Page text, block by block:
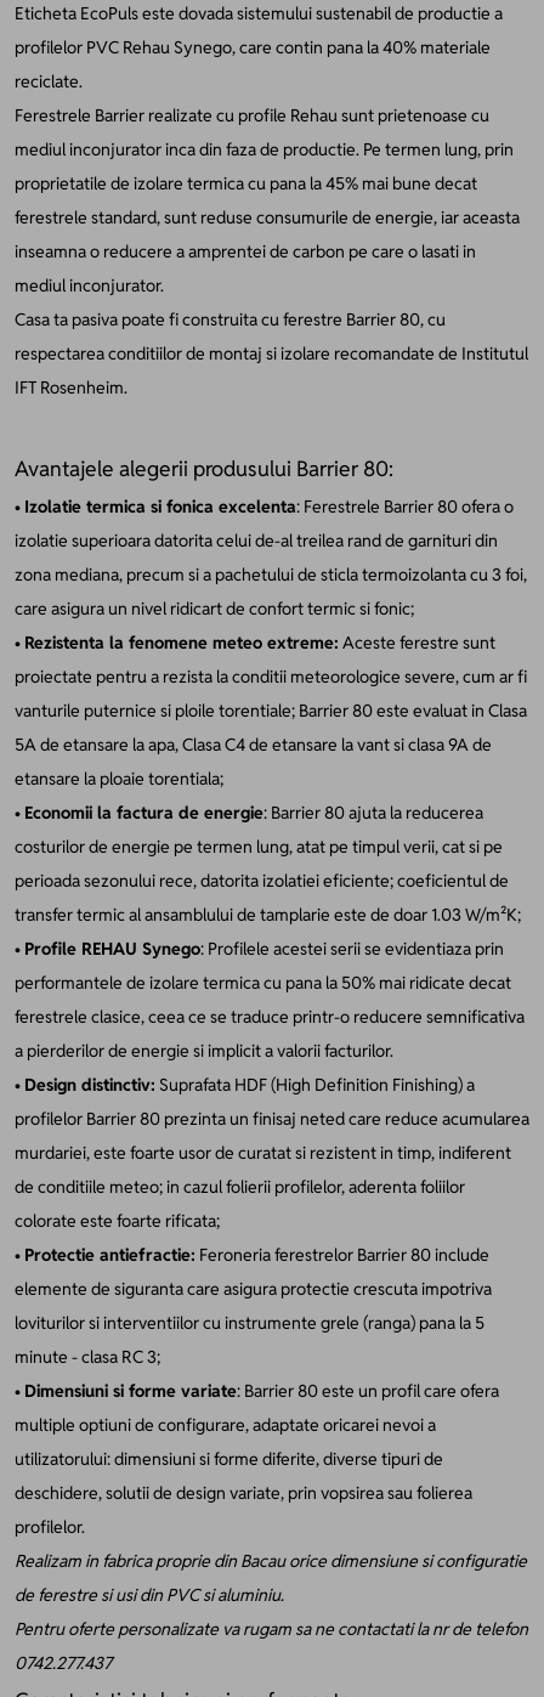
Eticheta EcoPuls este dovada sistemului sustenabil de productie a
profilelor PVC Rehau Synego, care contin pana la 40% materiale
reciclate.
Ferestrele Barrier realizate cu profile Rehau sunt prietenoase cu
mediul inconjurator inca din faza de productie. Pe termen lung, prin
proprietatile de izolare termica cu pana la 45% mai bune decat
ferestrele standard, sunt reduse consumurile de energie, iar aceasta
inseamna o reducere a amprentei de carbon pe care o lasati in
mediul inconjurator.
Casa ta pasiva poate fi construita cu ferestre Barrier 80, cu
respectarea conditiilor de montaj si izolare recomandate de Institutul
IFT Rosenheim.
Avantajele alegerii produsului Barrier 80:
• Izolatie termica si fonica excelenta: Ferestrele Barrier 80 ofera o
izolatie superioara datorita celui de-al treilea rand de garnituri din
zona mediana, precum si a pachetului de sticla termoizolanta cu 3 foi,
care asigura un nivel ridicart de confort termic si fonic;
• Rezistenta la fenomene meteo extreme: Aceste ferestre sunt
proiectate pentru a rezista la conditii meteorologice severe, cum ar fi
vanturile puternice si ploile torentiale; Barrier 80 este evaluat in Clasa
5A de etansare la apa, Clasa C4 de etansare la vant si clasa 9A de
etansare la ploaie torentiala;
• Economii la factura de energie: Barrier 80 ajuta la reducerea
costurilor de energie pe termen lung, atat pe timpul verii, cat si pe
perioada sezonului rece, datorita izolatiei eficiente; coeficientul de
transfer termic al ansamblului de tamplarie este de doar 1.03 W/m²K;
• Profile REHAU Synego: Profilele acestei serii se evidentiaza prin
performantele de izolare termica cu pana la 50% mai ridicate decat
ferestrele clasice, ceea ce se traduce printr-o reducere semnificativa
a pierderilor de energie si implicit a valorii facturilor.
• Design distinctiv: Suprafata HDF (High Definition Finishing) a
profilelor Barrier 80 prezinta un finisaj neted care reduce acumularea
murdariei, este foarte usor de curatat si rezistent in timp, indiferent
de conditiile meteo; in cazul folierii profilelor, aderenta foliilor
colorate este foarte rificata;
• Protectie antiefractie: Feroneria ferestrelor Barrier 80 include
elemente de siguranta care asigura protectie crescuta impotriva
loviturilor si interventiilor cu instrumente grele (ranga) pana la 5
minute - clasa RC 3;
• Dimensiuni si forme variate: Barrier 80 este un profil care ofera
multiple optiuni de configurare, adaptate oricarei nevoi a
utilizatorului: dimensiuni si forme diferite, diverse tipuri de
deschidere, solutii de design variate, prin vopsirea sau folierea
profilelor.
Realizam in fabrica proprie din Bacau orice dimensiune si configuratie
de ferestre si usi din PVC si aluminiu.
Pentru oferte personalizate va rugam sa ne contactati la nr de telefon
0742.277.437